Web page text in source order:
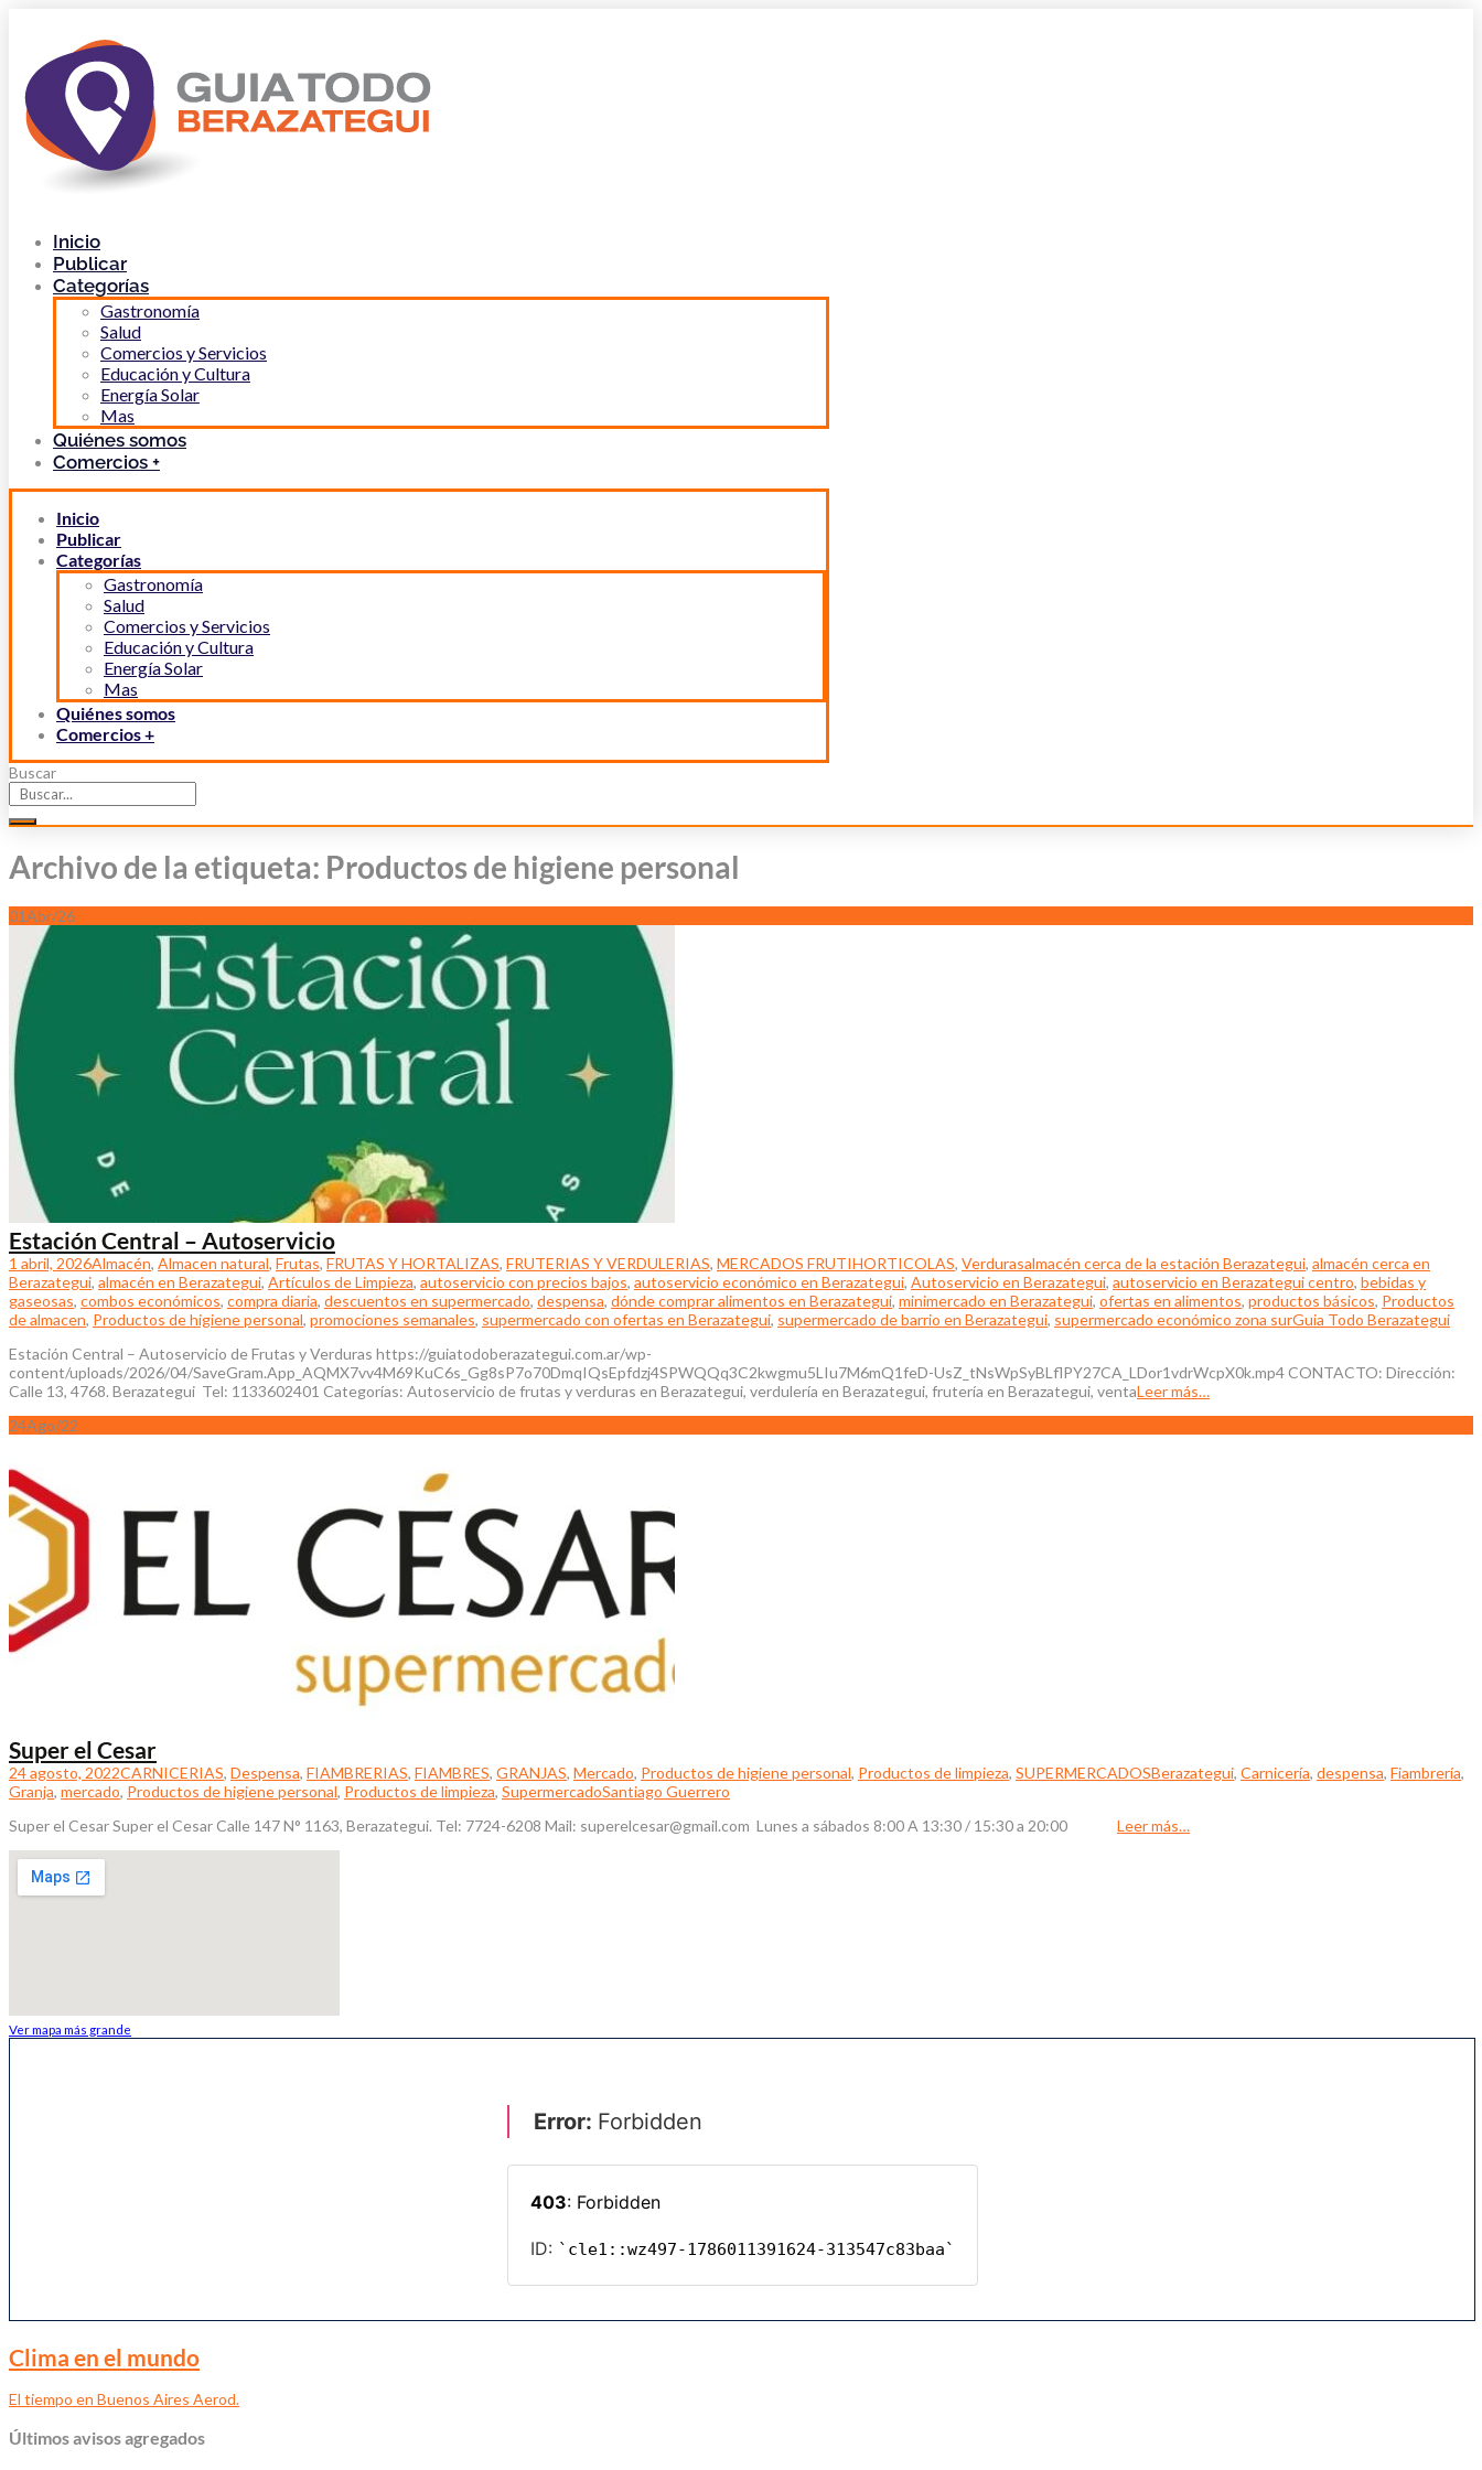
Inicio
Publicar
Categorías
Gastronomía
Salud
Comercios y Servicios
Educación y Cultura
Energía Solar
Mas
Quiénes somos
Comercios +
Inicio
Publicar
Categorías
Gastronomía
Salud
Comercios y Servicios
Educación y Cultura
Energía Solar
Mas
Quiénes somos
Comercios +
Buscar
Archivo de la etiqueta: Productos de higiene personal
01Abr/26
Estación Central – Autoservicio
1 abril, 2026Almacén, Almacen natural, Frutas, FRUTAS Y HORTALIZAS, FRUTERIAS Y VERDULERIAS, MERCADOS FRUTIHORTICOLAS, Verdurasalmacén cerca de la estación Berazategui, almacén cerca en
Berazategui, almacén en Berazategui, Artículos de Limpieza, autoservicio con precios bajos, autoservicio económico en Berazategui, Autoservicio en Berazategui, autoservicio en Berazategui centro, bebidas y
gaseosas, combos económicos, compra diaria, descuentos en supermercado, despensa, dónde comprar alimentos en Berazategui, minimercado en Berazategui, ofertas en alimentos, productos básicos, Productos
de almacen, Productos de higiene personal, promociones semanales, supermercado con ofertas en Berazategui, supermercado de barrio en Berazategui, supermercado económico zona surGuia Todo Berazategui
Estación Central – Autoservicio de Frutas y Verduras https://guiatodoberazategui.com.ar/wp-
content/uploads/2026/04/SaveGram.App_AQMX7vv4M69KuC6s_Gg8sP7o70DmqIQsEpfdzj4SPWQQq3C2kwgmu5LIu7M6mQ1feD-UsZ_tNsWpSyBLflPY27CA_LDor1vdrWcpX0k.mp4 CONTACTO: Dirección:
Calle 13, 4768. Berazategui Tel: 1133602401 Categorías: Autoservicio de frutas y verduras en Berazategui, verdulería en Berazategui, frutería en Berazategui, ventaLeer más…
24Ago/22
Super el Cesar
24 agosto, 2022CARNICERIAS, Despensa, FIAMBRERIAS, FIAMBRES, GRANJAS, Mercado, Productos de higiene personal, Productos de limpieza, SUPERMERCADOSBerazategui, Carnicería, despensa, Fiambrería,
Granja, mercado, Productos de higiene personal, Productos de limpieza, SupermercadoSantiago Guerrero
Super el Cesar Super el Cesar Calle 147 N° 1163, Berazategui. Tel: 7724-6208 Mail: superelcesar@gmail.com Lunes a sábados 8:00 A 13:30 / 15:30 a 20:00 Leer más…
Ver mapa más grande
Clima en el mundo
El tiempo en Buenos Aires Aerod.
Últimos avisos agregados